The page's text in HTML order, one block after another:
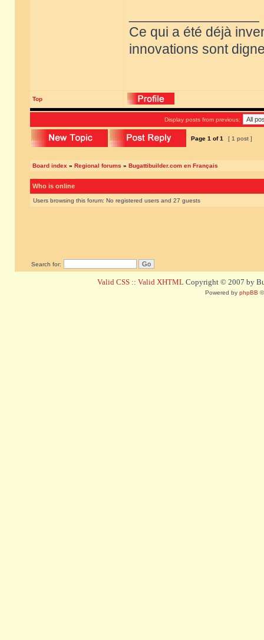
Ce qui a été déjà
innovations sont
Top
Display posts from previous:
Page 1 of1 [ 1 post ]
Board index » Regional forums » Bugattibuilder.com en Français
Who is online
Users browsing this forum: No registered users and 27 guests
Search for:
Valid CSS :: Valid XHTML Copyright © 2007 by
Powered by phpBB